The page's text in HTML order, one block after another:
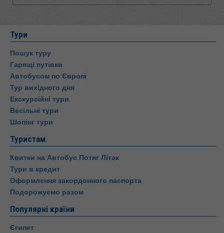
Тури
Пошук туру
Гарящі путівки
Автобусом по Європі
Тур вихідного дня
Екскурсійні тури
Весільні тури
Шопінг тури
Туристам
Квитки на Автобус Потяг Літак
Тури в кредит
Оформлення закордонного паспорта
Подорожуємо разом
Популярні країни
Єгипет